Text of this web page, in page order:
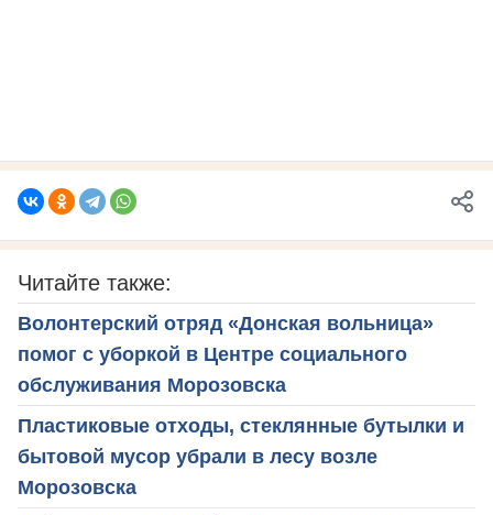
Читайте также:
Волонтерский отряд «Донская вольница»
помог с уборкой в Центре социального
обслуживания Морозовска
Пластиковые отходы, стеклянные бутылки и
бытовой мусор убрали в лесу возле
Морозовска